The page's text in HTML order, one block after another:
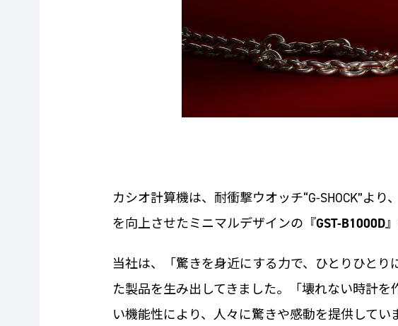
カシオ計算機は、耐衝撃ウオッチ“G-SHOCK”よ
を向上させたミニマルデザインの『GST-B1000D
当社は、「驚きを身近にする力で、ひとりひと
た製品を生み出してきました。「壊れない時計を
い機能性により、人々に驚きや感動を提供してい